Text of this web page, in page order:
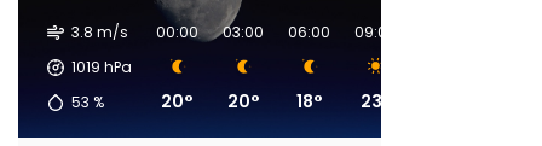
3.8 m/s
1019 hPa
53 %
00:00
20°
03:00
20°
06:00
18°
09:00
23°